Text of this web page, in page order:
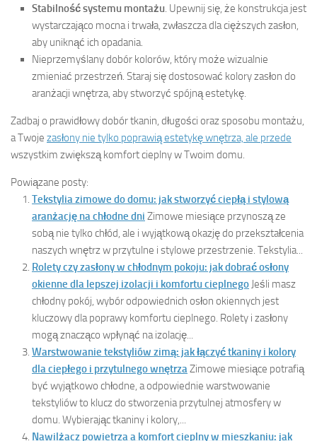
Stabilność systemu montażu . Upewnij się, że konstrukcja jest
wystarczająco mocna i trwała, zwłaszcza dla cięższych zasłon,
aby uniknąć ich opadania.
Nieprzemyślany dobór kolorów, który może wizualnie
zmieniać przestrzeń. Staraj się dostosować kolory zasłon do
aranżacji wnętrza, aby stworzyć spójną estetykę.
Zadbaj o prawidłowy dobór tkanin, długości oraz sposobu montażu,
a Twoje zasłony nie tylko poprawią estetykę wnętrza, ale przede
wszystkim zwiększą komfort cieplny w Twoim domu.
Powiązane posty:
Tekstylia zimowe do domu: jak stworzyć ciepłą i stylową
aranżację na chłodne dni Zimowe miesiące przynoszą ze
sobą nie tylko chłód, ale i wyjątkową okazję do przekształcenia
naszych wnętrz w przytulne i stylowe przestrzenie. Tekstylia...
Rolety czy zasłony w chłodnym pokoju: jak dobrać osłony
okienne dla lepszej izolacji i komfortu cieplnego Jeśli masz
chłodny pokój, wybór odpowiednich osłon okiennych jest
kluczowy dla poprawy komfortu cieplnego. Rolety i zasłony
mogą znacząco wpłynąć na izolację...
Warstwowanie tekstyliów zimą: jak łączyć tkaniny i kolory
dla ciepłego i przytulnego wnętrza Zimowe miesiące potrafią
być wyjątkowo chłodne, a odpowiednie warstwowanie
tekstyliów to klucz do stworzenia przytulnej atmosfery w
domu. Wybierając tkaniny i kolory,...
Nawilżacz powietrza a komfort cieplny w mieszkaniu: jak